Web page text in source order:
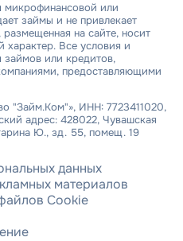
или
займы и не привлекает
на сайте, носит
характер. Все условия и
или кредитов,
предоставляющими
"Займ.Ком"», ИНН: 7723411020,
адрес: 428022, Чувашская
Ю., зд. 55, помещ. 19
данных
материалов
Cookie